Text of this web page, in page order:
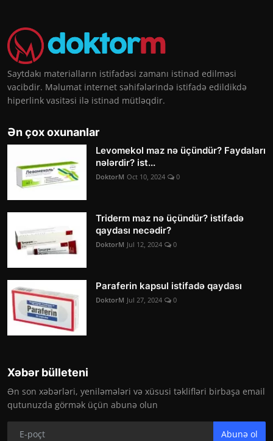
Saytdakı materialların istifadəsi zamanı istinad edilməsi
vacibdir. Məlumat internet səhifələrində istifadə edildikdə
hiperlink vasitəsi ilə istinad mütləqdir.
Ən çox oxunanlar
Levomekol maz nə üçündür? Faydaları
nələrdir? ist...
DoktorM Oct 10, 2024 0
Triderm maz nə üçündür? istifadə
qaydası necədir?
DoktorM Jul 12, 2024 0
Paraferin kapsul istifadə qaydası
DoktorM Jul 27, 2024 0
Xəbər bülleteni
Ən son xəbərləri, yeniləmələri və xüsusi təklifləri birbaşa email
qutunuzda görmək üçün abunə olun
Abunə ol